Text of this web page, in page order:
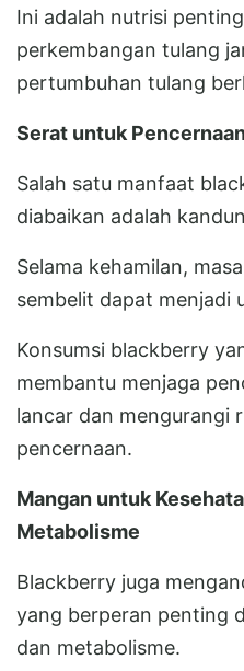
Ini adalah nutrisi
perkembangan tulang
pertumbuhan tulang
Serat untuk
Salah satu manfaat
diabaikan adalah
Selama kehamilan,
sembelit dapat menjadi
Konsumsi blackberry
membantu menjaga
lancar dan mengurangi
pencernaan.
Mangan untuk
Metabolisme
Blackberry juga
yang berperan penting
dan metabolisme.